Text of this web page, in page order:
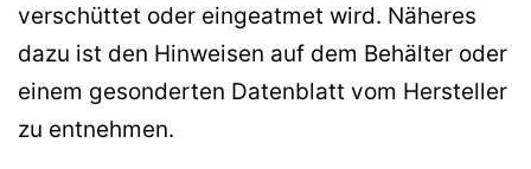
verschüttet oder eingeatmet wird. Näheres
dazu ist den Hinweisen auf dem Behälter oder
einem gesonderten Datenblatt vom Hersteller
zu entnehmen.